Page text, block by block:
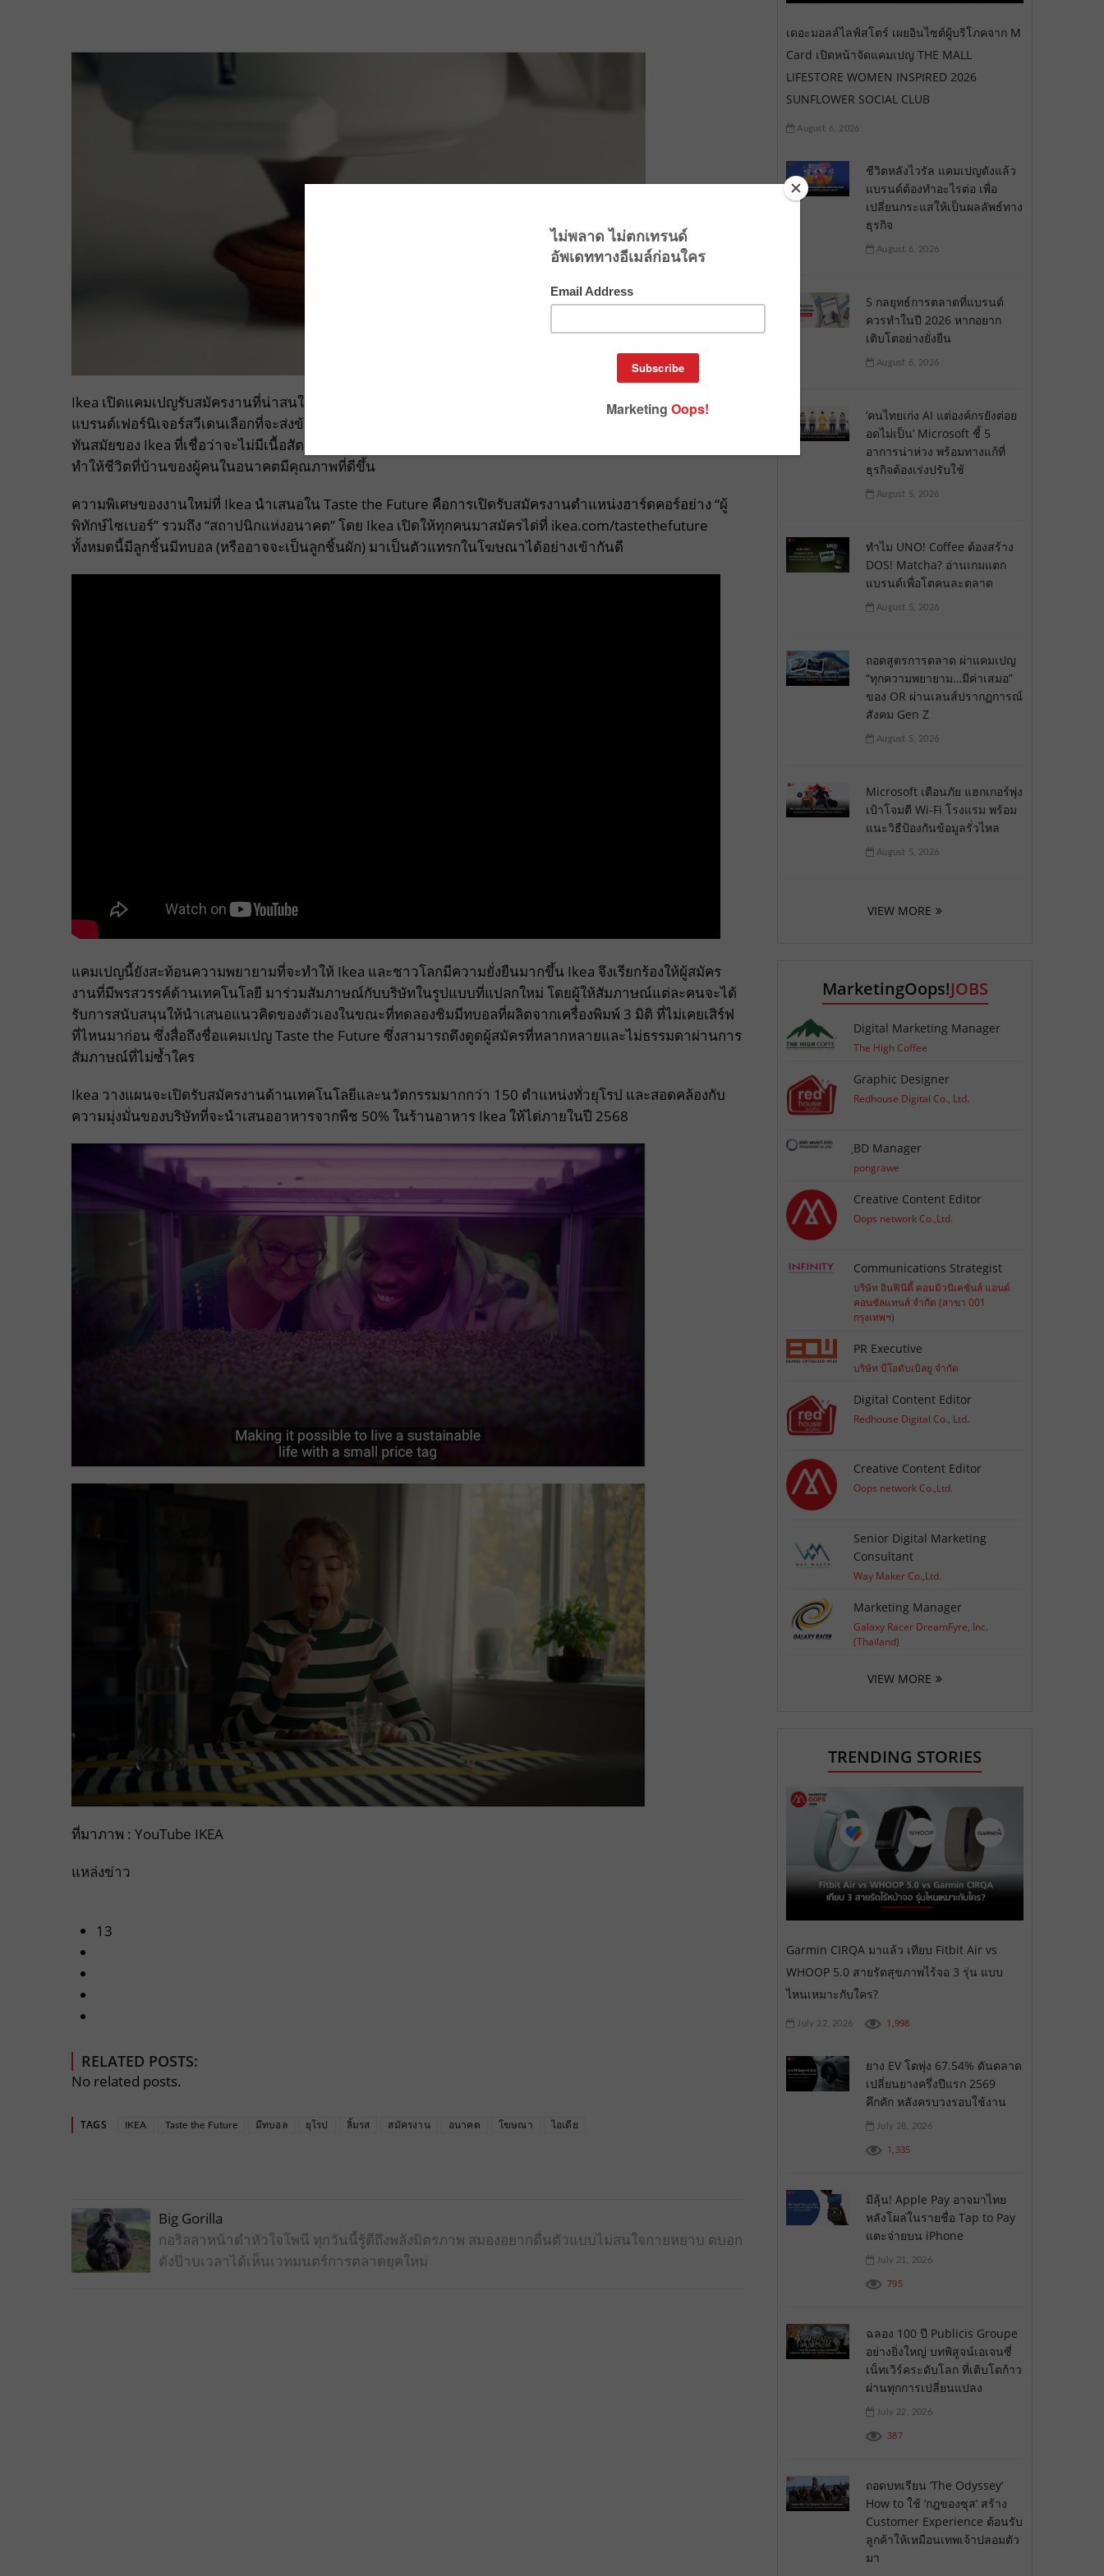
Ikea เปิดแคมเปญรับสมัครงานที่น่าสนใจมากในชื่อ Taste the Future แทนที่จะบอกรับสมัครงานแบบใครๆ แต่
แบรนด์เฟอร์นิเจอร์สวีเดนเลือกที่จะส่งข้อความชวนทุกคนมา “ลิ้มรสอนาคต” โดยโฆษณาสามารถสะท้อนมุมมอง
ทันสมัยของ Ikea ที่เชื่อว่าจะไม่มีเนื้อสัตว์ในอนาคต ทำให้บริษัทต้องมองหาคนที่มีจินตนาการที่มีๆฟแรงกล้าในการ
ทำให้ชีวิตที่บ้านของผู้คนในอนาคตมีคุณภาพที่ดีขึ้น
ความพิเศษของงานใหม่ที่ Ikea นำเสนอใน Taste the Future คือการเปิดรับสมัครงานตำแหน่งฮาร์ดคอร์อย่าง “ผู้
พิทักษ์ไซเบอร์” รวมถึง “สถาปนิกแห่งอนาคต” โดย Ikea เปิดให้ทุกคนมาสมัครได่ที่ ikea.com/tastethefuture
ทั้งหมดนี้มีลูกชิ้นมีทบอล (หรืออาจจะเป็นลูกชิ้นผัก) มาเป็นตัวแทรกในโฆษณาได้อย่างเข้ากันดี
แคมเปญนี้ยังสะท้อนความพยายามที่จะทำให้ Ikea และชาวโลกมีความยั่งยืนมากขึ้น Ikea จึงเรียกร้องให้ผู้สมัคร
งานที่มีพรสวรรค์ด้านเทคโนโลยี มาร่วมสัมภาษณ์กับบริษัทในรูปแบบที่แปลกใหม่ โดยผู้ให้สัมภาษณ์แต่ละคนจะได้
รับการสนับสนุนให้นำเสนอแนวคิดของตัวเองในขณะที่ทดลองชิมมีทบอลที่ผลิตจากเครื่องพิมพ์ 3 มิติ ที่ไม่เคยเสิร์ฟ
ที่ไหนมาก่อน ซึ่งสื่อถึงชื่อแคมเปญ Taste the Future ซึ่งสามารถดึงดูดผู้สมัครที่หลากหลายและไม่ธรรมดาผ่านการ
สัมภาษณ์ที่ไม่ซ้ำใคร
Ikea วางแผนจะเปิดรับสมัครงานด้านเทคโนโลยีและนวัตกรรมมากกว่า 150 ตำแหน่งทั่วยุโรป และสอดคล้องกับ
ความมุ่งมั่นของบริษัทที่จะนำเสนออาหารจากพืช 50% ในร้านอาหาร Ikea ให้ได่ภายในปี 2568
ที่มาภาพ : YouTube IKEA
แหล่งข่าว
13
RELATED POSTS:
No related posts.
TAGS IKEA Taste the Future มีทบอล ยุโรป ลิ้มรส สมัครงาน อนาคต โฆษณา ไอเดีย
Big Gorilla
กอริลลาหน้าดำหัวใจโพนี ทุกวันนี้รู้ดีถึงพลังมิตรภาพ สมองอยากตื่นตัวแบบไม่สนใจกายหยาบ ตบอก
ดังป๊าบเวลาได้เห็นเวทมนตร์การตลาดยุคใหม่
เดอะมอลล์ไลฟ์สโตร์ เผยอินไซต์ผู้บริโภคจาก M
Card เปิดหน้าจัดแคมเปญ THE MALL
LIFESTORE WOMEN INSPIRED 2026
SUNFLOWER SOCIAL CLUB
August 6, 2026
ชีวิตหลังไวรัล แคมเปญดังแล้ว
แบรนด์ต้องทำอะไรต่อ เพื่อ
เปลี่ยนกระแสให้เป็นผลลัพธ์ทาง
ธุรกิจ
August 6, 2026
5 กลยุทธ์การตลาดที่แบรนด์
ควรทำในปี 2026 หากอยาก
เติบโตอย่างยั่งยืน
August 6, 2026
‘คนไทยเก่ง AI แต่องค์กรยังต่อย
อดไม่เป็น’ Microsoft ชี้ 5
อาการน่าห่วง พร้อมทางแก้ที่
ธุรกิจต้องเร่งปรับใช้
August 5, 2026
ทำไม UNO! Coffee ต้องสร้าง
DOS! Matcha? อ่านเกมแตก
แบรนด์เพื่อโตคนละตลาด
August 5, 2026
ถอดสูตรการตลาด ผ่าแคมเปญ
“ทุกความพยายาม…มีค่าเสมอ”
ของ OR ผ่านเลนส์ปรากฏการณ์
สังคม Gen Z
August 5, 2026
Microsoft เตือนภัย แฮกเกอร์พุ่ง
เป้าโจมตี Wi-Fi โรงแรม พร้อม
แนะวิธีป้องกันข้อมูลรั่วไหล
August 5, 2026
VIEW MORE
MarketingOops!JOBS
Digital Marketing Manager
The High Coffee
Graphic Designer
Redhouse Digital Co., Ltd.
ฺBD Manager
pongrawe
Creative Content Editor
Oops network Co.,Ltd.
Communications Strategist
บริษัท อินฟินิตี้ คอมมิวนิเคชั่นส์ แอนด์
คอนซัลแทนส์ จำกัด (สาขา 001
กรุงเทพฯ)
PR Executive
บริษัท บีโอดับเบิลยู จำกัด
Digital Content Editor
Redhouse Digital Co., Ltd.
Creative Content Editor
Oops network Co.,Ltd.
Senior Digital Marketing
Consultant
Way Maker Co.,Ltd.
Marketing Manager
Galaxy Racer DreamFyre, Inc.
(Thailand)
VIEW MORE
TRENDING STORIES
Garmin CIRQA มาแล้ว เทียบ Fitbit Air vs
WHOOP 5.0 สายรัดสุขภาพไร้จอ 3 รุ่น แบบ
ไหนเหมาะกับใคร?
July 22, 2026 1,998
ยาง EV โตพุ่ง 67.54% ดันตลาด
เปลี่ยนยางครึ่งปีแรก 2569
คึกคัก หลังครบวงรอบใช้งาน
July 28, 2026
1,335
มีลุ้น! Apple Pay อาจมาไทย
หลังโผล่ในรายชื่อ Tap to Pay
แตะจ่ายบน iPhone
July 21, 2026
795
ฉลอง 100 ปี Publicis Groupe
อย่างยิ่งใหญ่ บทพิสูจน์เอเจนซี่
เน็ทเวิร์คระดับโลก ที่เติบโตก้าว
ผ่านทุกการเปลี่ยนแปลง
July 22, 2026
387
ถอดบทเรียน ‘The Odyssey’
How to ใช้ ‘กฎของซุส’ สร้าง
Customer Experience ต้อนรับ
ลูกค้าให้เหมือนเทพเจ้าปลอมตัว
มา